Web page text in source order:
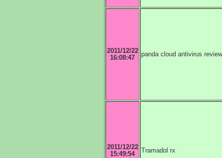
2011/12/22
16:08:47
panda cloud antivirus review
2011/12/22
15:49:54
Tramadol rx